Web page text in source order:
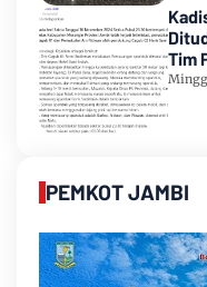
Tim
PEMKOT JAMBI